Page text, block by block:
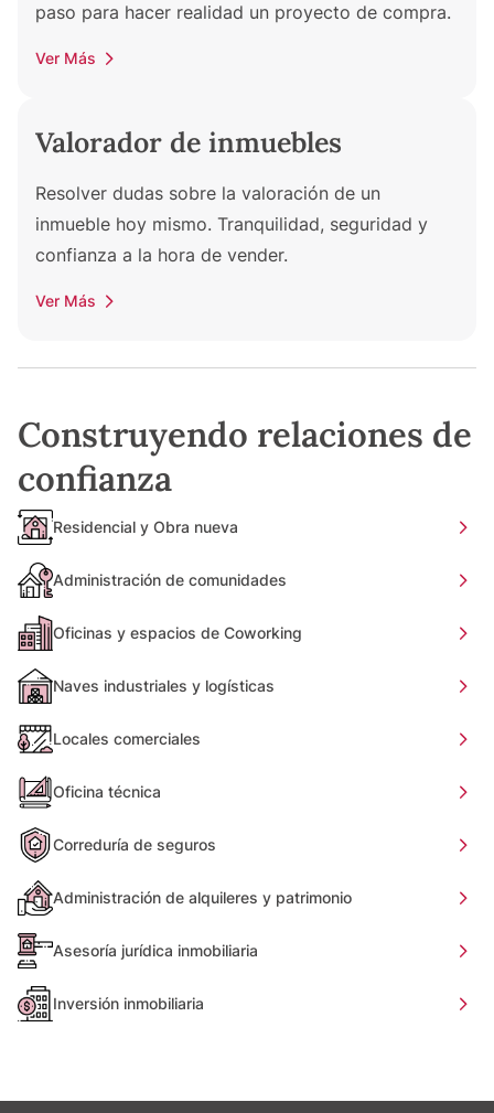
paso para hacer realidad un proyecto de compra.
Ver Más
Valorador de inmuebles
Resolver dudas sobre la valoración de un
inmueble hoy mismo. Tranquilidad, seguridad y
confianza a la hora de vender.
Ver Más
Construyendo relaciones de
confianza
Residencial y Obra nueva
Administración de comunidades
Oficinas y espacios de Coworking
Naves industriales y logísticas
Locales comerciales
Oficina técnica
Correduría de seguros
Administración de alquileres y patrimonio
Asesoría jurídica inmobiliaria
Inversión inmobiliaria